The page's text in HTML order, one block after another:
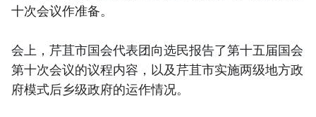
十次会议作准备。
会上，芹苴市国会代表团向选民报告了第十五届国会
第十次会议的议程内容，以及芹苴市实施两级地方政
府模式后乡级政府的运作情况。